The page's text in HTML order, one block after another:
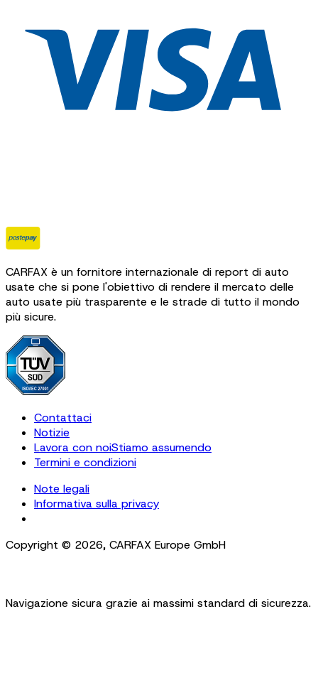
CARFAX è un fornitore internazionale di report di auto
usate che si pone l'obiettivo di rendere il mercato delle
auto usate più trasparente e le strade di tutto il mondo
più sicure.
Contattaci
Notizie
Lavora con noiStiamo assumendo
Termini e condizioni
Note legali
Informativa sulla privacy
Copyright © 2026, CARFAX Europe GmbH
Navigazione sicura grazie ai massimi standard di sicurezza.